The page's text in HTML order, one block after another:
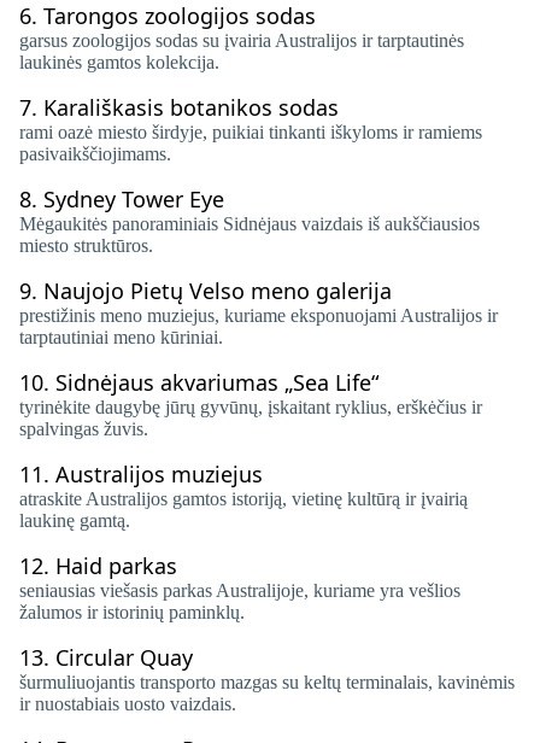
6. Tarongos zoologijos sodas
garsus zoologijos sodas su įvairia Australijos ir tarptautinės
laukinės gamtos kolekcija.
7. Karališkasis botanikos sodas
rami oazė miesto širdyje, puikiai tinkanti iškyloms ir ramiems
pasivaikščiojimams.
8. Sydney Tower Eye
Mėgaukitės panoraminiais Sidnėjaus vaizdais iš aukščiausios
miesto struktūros.
9. Naujojo Pietų Velso meno galerija
prestižinis meno muziejus, kuriame eksponuojami Australijos ir
tarptautiniai meno kūriniai.
10. Sidnėjaus akvariumas „Sea Life“
tyrinėkite daugybę jūrų gyvūnų, įskaitant ryklius, erškėčius ir
spalvingas žuvis.
11. Australijos muziejus
atraskite Australijos gamtos istoriją, vietinę kultūrą ir įvairią
laukinę gamtą.
12. Haid parkas
seniausias viešasis parkas Australijoje, kuriame yra vešlios
žalumos ir istorinių paminklų.
13. Circular Quay
šurmuliuojantis transporto mazgas su keltų terminalais, kavinėmis
ir nuostabiais uosto vaizdais.